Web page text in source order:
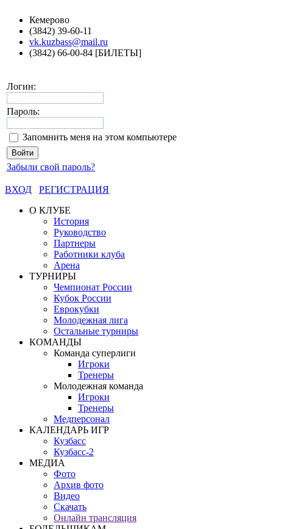
Кемерово
(3842) 39-60-11
vk.kuzbass@mail.ru
(3842) 66-00-84 [БИЛЕТЫ]
Логин:
Пароль:
Запомнить меня на этом компьютере
Забыли свой пароль?
ВХОД
РЕГИСТРАЦИЯ
О КЛУБЕ
История
Руководство
Партнеры
Работники клуба
Арена
ТУРНИРЫ
Чемпионат России
Кубок России
Еврокубки
Молодежная лига
Остальные турниры
КОМАНДЫ
Команда суперлиги
Игроки
Тренеры
Молодежная команда
Игроки
Тренеры
Медперсонал
КАЛЕНДАРЬ ИГР
Кузбасс
Кузбасс-2
МЕДИА
Фото
Архив фото
Видео
Скачать
Онлайн трансляция